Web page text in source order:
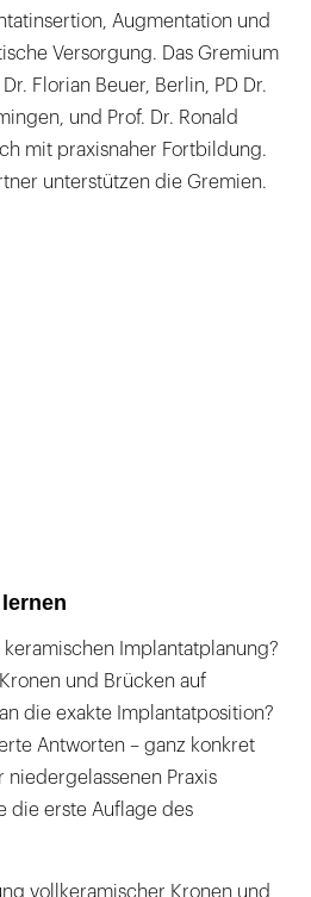
Augmentation und
Versorgung. Das Gremium
Florian Beuer, Berlin, PD Dr.
und Prof. Dr. Ronald
mit praxisnaher Fortbildung.
unterstützen die Gremien.
Implantatplanung?
und Brücken auf
die exakte Implantatposition?
Antworten – ganz konkret
Praxis
die erste Auflage des
vollkeramischer Kronen und